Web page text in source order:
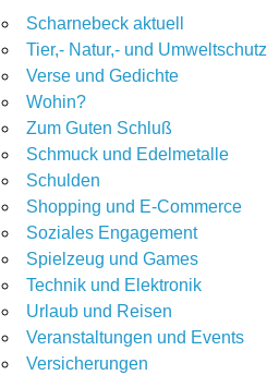
Scharnebeck aktuell
Tier,- Natur,- und Umweltschutz
Verse und Gedichte
Wohin?
Zum Guten Schluß
Schmuck und Edelmetalle
Schulden
Shopping und E-Commerce
Soziales Engagement
Spielzeug und Games
Technik und Elektronik
Urlaub und Reisen
Veranstaltungen und Events
Versicherungen